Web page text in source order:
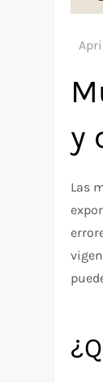
y
Las